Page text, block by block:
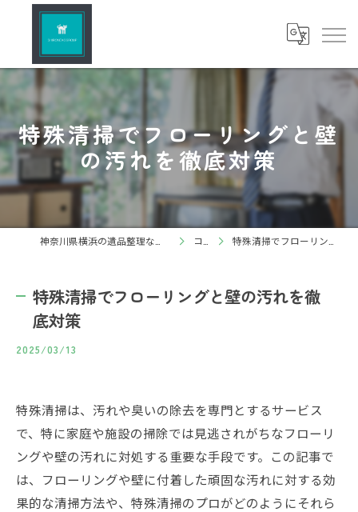
特殊清掃でフローリングと壁
の汚れを徹底対策
コラム 特殊清掃でフローリングと壁の汚れを徹底対策
特殊清掃でフローリングと壁の汚れを徹
底対策
2025/03/13
特殊清掃は、汚れや臭いの除去を専門とするサービス
で、特に家庭や施設の掃除では見逃されがちなフローリ
ングや壁の汚れに対処する重要な手段です。この記事で
は、フローリングや壁に付着した頑固な汚れに対する効
果的な清掃方法や、特殊清掃のプロがどのようにそれら